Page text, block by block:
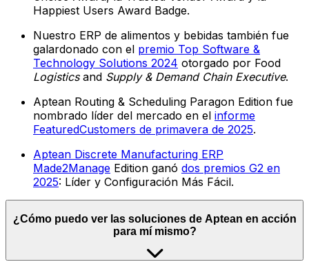
Happiest Users Award Badge.
Nuestro ERP de alimentos y bebidas también fue
galardonado con el premio Top Software &
Technology Solutions 2024 otorgado por Food
Logisticsand Supply & Demand Chain Executive.
Aptean Routing & Scheduling Paragon Edition fue
nombrado líder del mercado en el informe
FeaturedCustomers de primavera de 2025.
Aptean Discrete Manufacturing ERP
Made2Manage Edition ganó dos premios G2 en
2025: Líder y Configuración Más Fácil.
¿Cómo puedo ver las soluciones de Aptean en acción
para mí mismo?